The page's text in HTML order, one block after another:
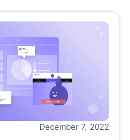
December 7, 2022